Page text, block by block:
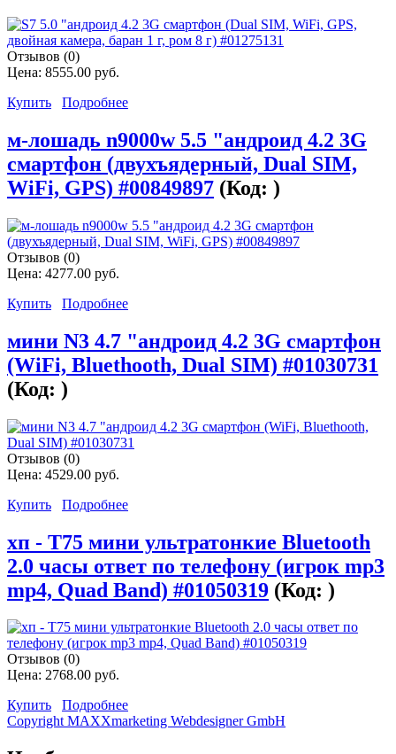
Отзывов (0)
Цена: 8555.00 руб.
Купить
Подробнее
м-лошадь n9000w 5.5 "андроид 4.2 3G
смартфон (двухъядерный, Dual SIM,
WiFi, GPS) #00849897 (Код: )
Отзывов (0)
Цена: 4277.00 руб.
Купить
Подробнее
мини N3 4.7 "андроид 4.2 3G смартфон
(WiFi, Bluethooth, Dual SIM) #01030731
(Код: )
Отзывов (0)
Цена: 4529.00 руб.
Купить
Подробнее
хп - T75 мини ультратонкие Bluetooth
2.0 часы ответ по телефону (игрок mp3
mp4, Quad Band) #01050319 (Код: )
Отзывов (0)
Цена: 2768.00 руб.
Купить
Подробнее
Copyright MAXXmarketing Webdesigner GmbH